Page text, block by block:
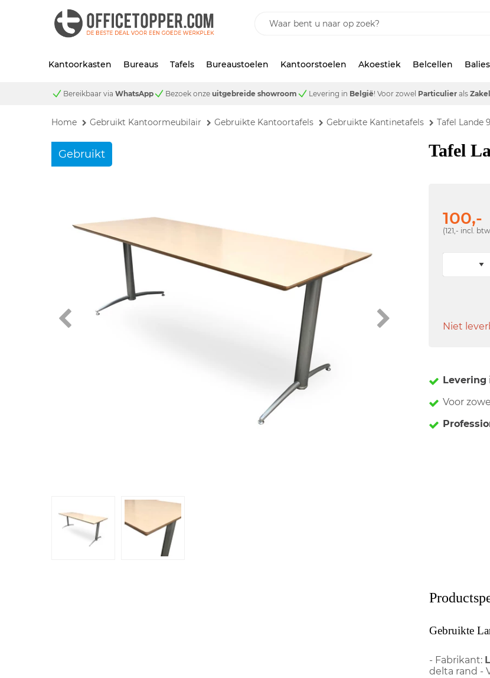
Kantoorkasten Bureaus Tafels Bureaustoelen Kantoorstoelen Akoestiek Belcellen Balies
Bereikbaar via WhatsApp Bezoek onze uitgebreide showroom Levering in België! Voor zowel Particulier als
Home Gebruikt Kantoormeubilair Gebruikte Kantoortafels Gebruikte Kantinetafels Tafel Lande
Gebruikt Tafel
100,-
(121,- incl.
Niet
Levering
Voor zowel
Gebruikte
- Fabrikant:
delta rand -